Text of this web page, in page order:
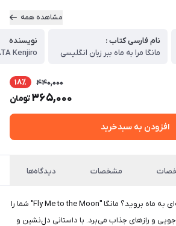
مشاهده همه
نام فارسی کتاب :
مانگا مرا به ماه ببر زبان انگلیسی
نویسنده
Kenjiro
440,000 18٪
365,000تومان
افزودن به سبدخرید
مشخصات دیدگاه‌ها
آماده‌اید تا به سفر عاشقانه‌ای به ماه بروید؟ مانگا "Fly Me to the Moon" شما را
و رازهای جذاب می‌برد. با داستانی دل‌نشین و